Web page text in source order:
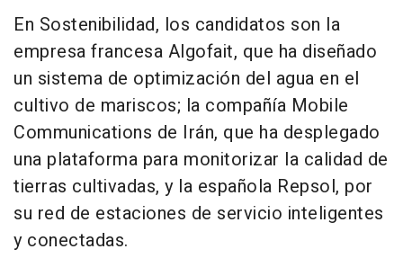
En Sostenibilidad, los candidatos son la
empresa francesa Algofait, que ha diseñado
un sistema de optimización del agua en el
cultivo de mariscos; la compañía Mobile
Communications de Irán, que ha desplegado
una plataforma para monitorizar la calidad de
tierras cultivadas, y la española Repsol, por
su red de estaciones de servicio inteligentes
y conectadas.